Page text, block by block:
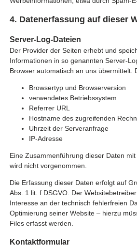
4. Datenerfassung auf dieser
Server-Log-Dateien
Der Provider der Seiten erhebt und
Informationen in so genannten Server-
Browser automatisch an uns übermittelt.
Browsertyp und Browserversion
verwendetes Betriebssystem
Referrer URL
Hostname des zugreifenden
Uhrzeit der Serveranfrage
IP-Adresse
Eine Zusammenführung dieser Daten
wird nicht vorgenommen.
Die Erfassung dieser Daten erfolgt auf
Abs. 1 lit. f DSGVO. Der
Interesse an der technisch fehlerfreien
Optimierung seiner Website – hierzu
Files erfasst werden.
Kontaktformular